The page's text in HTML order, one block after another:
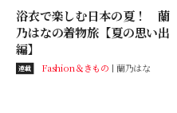
浴衣で楽しむ日本の夏！ 蘭
乃はなの着物旅【夏の思い出
編】
連載 Fashion＆きもの 蘭乃はな